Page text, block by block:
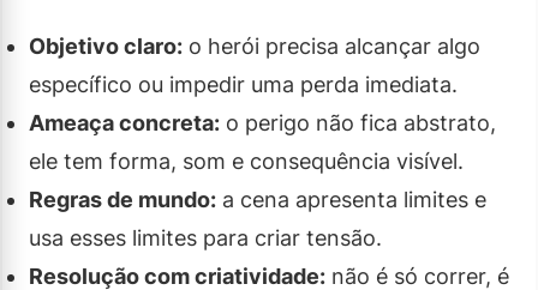
Objetivo claro: o herói precisa alcançar algo
específico ou impedir uma perda imediata.
Ameaça concreta: o perigo não fica abstrato,
ele tem forma, som e consequência visível.
Regras de mundo: a cena apresenta limites e
usa esses limites para criar tensão.
Resolução com criatividade: não é só correr, é